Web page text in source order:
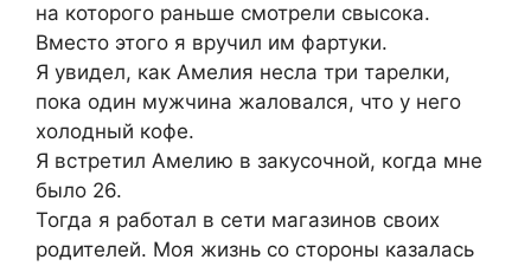
на которого раньше смотрели свысока.
Вместо этого я вручил им фартуки.
Я увидел, как Амелия несла три тарелки,
пока один мужчина жаловался, что у него
холодный кофе.
Я встретил Амелию в закусочной, когда мне
было 26.
Тогда я работал в сети магазинов своих
родителей. Моя жизнь со стороны казалась